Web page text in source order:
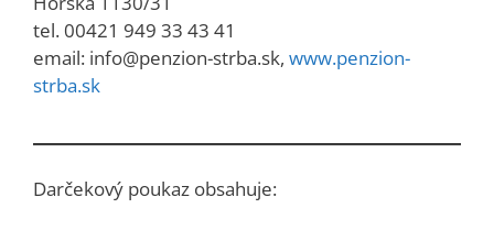
tel. 00421 949 33 43 41
email: info@penzion-strba.sk, www.penzion-
strba.sk
Darčekový poukaz obsahuje: